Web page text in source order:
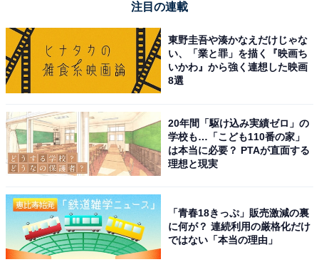
「5年前に結婚しましたが、入籍と写真撮影だけで済ま
せ、両親には事後報告しました。電話の向こうで母が何
か叫んでいたようけどすぐに電話を切っちゃったし、以
後、実家には一度も帰っていないので知りません
（笑）。
夫は、私を対等な人間として扱ってくれる人。何気なく
家族のことを愚痴ったときに彼が言った『あなたの両
親、変わってるね。僕なら、自分から食べたい物、した
言葉に惚れて猛アピールしたんですよ。あの男尊女卑の
呪縛から解き放たれて本当によかったです」
注目の連載
東野圭吾や湊かなえだけじゃな
い、「業と罪」を描く『映画ち
いかわ』から強く連想した映画
8選
20年間「駆け込み実績ゼロ」の
学校も…「こども110番の家」
は本当に必要？ PTAが直面する
理想と現実
「青春18きっぷ」販売激減の裏
に何が？ 連続利用の厳格化だけ
ではない「本当の理由」